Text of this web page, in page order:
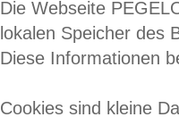
Die Webseite
lokalen Speicher des
Diese Informationen
Cookies sind kleine